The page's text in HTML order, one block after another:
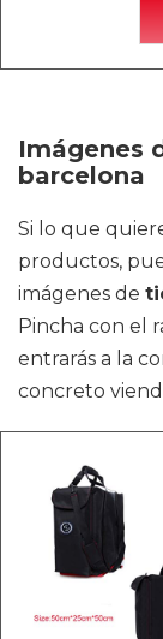
Imágenes
barcelona
Si lo que
productos,
imágenes de
Pincha con el
entrarás a la
concreto